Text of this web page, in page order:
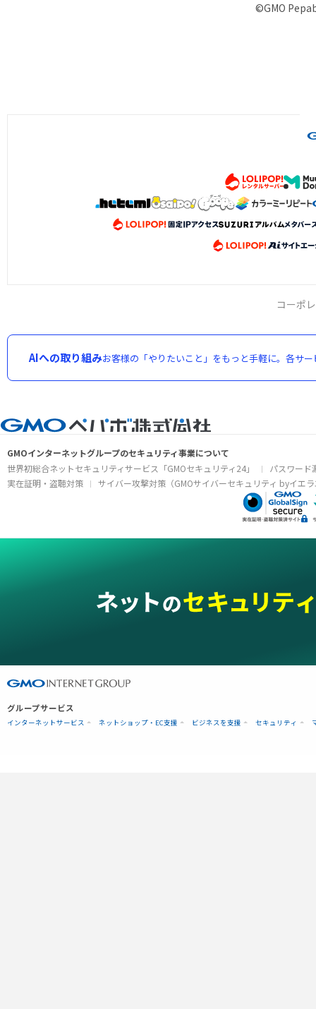
©GMO
コーポ
AIへの取り組みお客様の「やりたいこと」をもっと手軽に。各サ
GMOインターネットグループのセキュリティ事業について
世界初総合ネットセキュリティサービス「GMOセキュリティ24」
パスワード
実在証明・盗聴対策
サイバー攻撃対策（GMOサイバーセキュリティ byイエ
グループサービス
インターネットサービス ネットショップ・EC支援 ビジネスを支援 セキュリティ